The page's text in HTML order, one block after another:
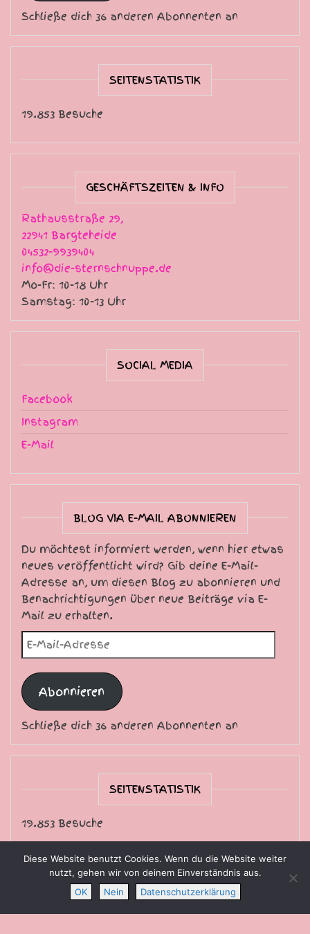
Schließe dich 36 anderen Abonnenten an
SEITENSTATISTIK
19.853 Besuche
GESCHÄFTSZEITEN & INFO
Rathausstraße 29,
22941 Bargteheide
04532-9939404
info@die-sternschnuppe.de
Mo-Fr: 10-18 Uhr
Samstag: 10-13 Uhr
SOCIAL MEDIA
Facebook
Instagram
E-Mail
BLOG VIA E-MAIL ABONNIEREN
Du möchtest informiert werden, wenn hier etwas
neues veröffentlicht wird? Gib deine E-Mail-
Adresse an, um diesen Blog zu abonnieren und
Benachrichtigungen über neue Beiträge via E-
Mail zu erhalten.
E-Mail-Adresse
Abonnieren
Schließe dich 36 anderen Abonnenten an
SEITENSTATISTIK
19.853 Besuche
Die Sternschnuppe freut sich über Ihren Besuch.
Diese Website benutzt Cookies. Wenn du die Website weiter
nutzt, gehen wir von deinem Einverständnis aus.
OK
Nein Datenschutzerklärung